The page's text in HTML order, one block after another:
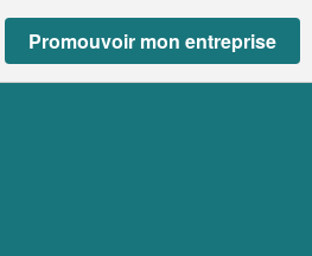
Promouvoir mon entreprise